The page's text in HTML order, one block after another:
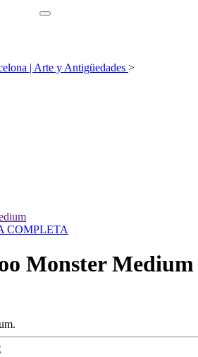
| Arte y Antigüedades >
COMPLETA
Monster Medium